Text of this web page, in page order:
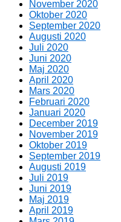
November 2020
Oktober 2020
September 2020
Augusti 2020
Juli 2020
Juni 2020
Maj 2020
April 2020
Mars 2020
Februari 2020
Januari 2020
December 2019
November 2019
Oktober 2019
September 2019
Augusti 2019
Juli 2019
Juni 2019
Maj 2019
April 2019